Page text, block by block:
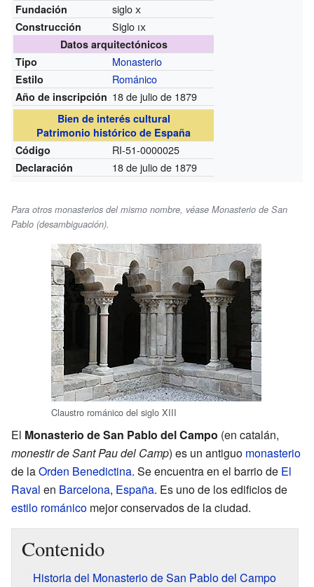
Fundación
siglox
Construcción Siglo ix
Datos arquitectónicos
Tipo
Monasterio
Estilo Románico
Año de inscripción 18 de julio de 1879
Bien de interés cultural
Patrimonio histórico de España
Código
RI-51-0000025
Declaración 18 de julio de 1879
Para otros monasterios del mismo nombre, véase Monasterio de San
Pablo (desambiguación).
Claustro románico del siglo XIII
El Monasterio de San Pablo del Campo (en catalán,
monestir de Sant Pau del Camp) es un antiguo monasterio
de laOrden Benedictina. Se encuentra en el barrio de El
Raval en Barcelona, España. Es uno de los edificios de
estilo románico mejor conservados de la ciudad.
Contenido
Historia del Monasterio de San Pablo del Campo